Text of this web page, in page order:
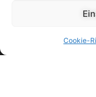
Cookie-